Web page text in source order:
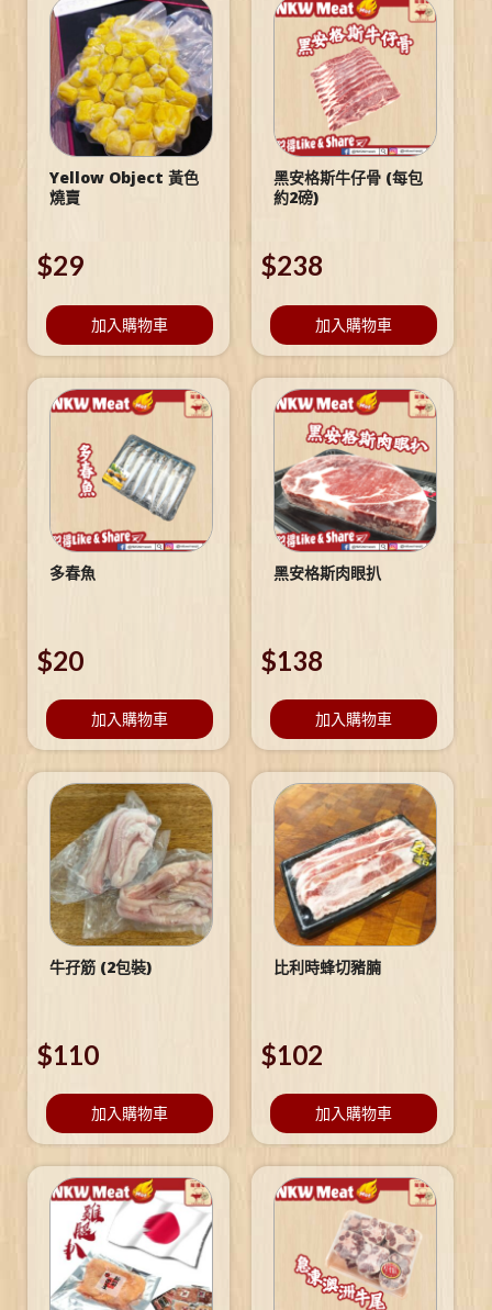
Yellow Object 黃色
燒賣
$29
加入購物車
黑安格斯牛仔骨 (每包
約2磅)
$238
加入購物車
多春魚
$20
加入購物車
黑安格斯肉眼扒
$138
加入購物車
牛孖筋 (2包裝)
$110
加入購物車
比利時蜂切豬腩
$102
加入購物車